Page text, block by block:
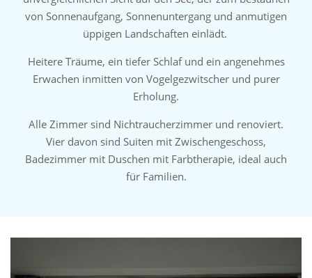
von Sonnenaufgang, Sonnenuntergang und anmutigen
üppigen Landschaften einlädt.
Heitere Träume, ein tiefer Schlaf und ein angenehmes
Erwachen inmitten von Vogelgezwitscher und purer
Erholung.
Alle Zimmer sind Nichtraucherzimmer und renoviert.
Vier davon sind Suiten mit Zwischengeschoss,
Badezimmer mit Duschen mit Farbtherapie, ideal auch
für Familien.